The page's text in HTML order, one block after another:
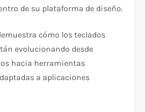
de su plataforma de diseño.
cómo los teclados
evolucionando desde
hacia herramientas
a aplicaciones